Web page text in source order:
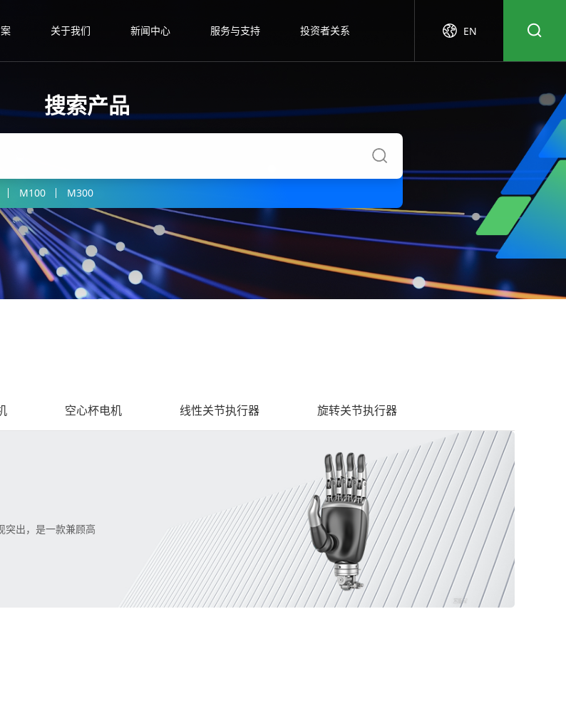
关于我们 新闻中心 服务与支持 投资者关系 EN
搜索产品
M100 M300
空心杯电机 线性关节执行器 旋转关节执行器
突出，是一款兼顾高